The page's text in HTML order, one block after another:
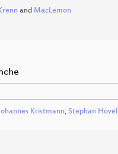
and MacLemon
Kristmann, Stephan